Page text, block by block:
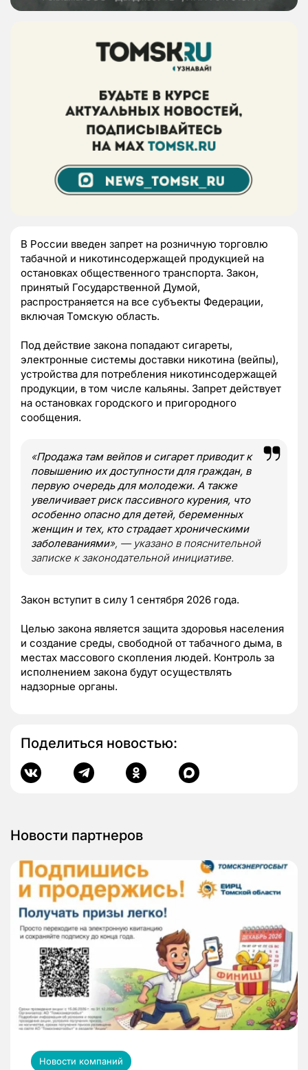
В России введен запрет на розничную торговлю
табачной и никотинсодержащей продукцией на
остановках общественного транспорта. Закон,
принятый Государственной Думой,
распространяется на все субъекты Федерации,
включая Томскую область.
Под действие закона попадают сигареты,
электронные системы доставки никотина (вейпы),
устройства для потребления никотинсодержащей
продукции, в том числе кальяны. Запрет действует
на остановках городского и пригородного
сообщения.
«Продажа там вейпов и сигарет приводит к
повышению их доступности для граждан, в
первую очередь для молодежи. А также
увеличивает риск пассивного курения, что
особенно опасно для детей, беременных
женщин и тех, кто страдает хроническими
заболеваниями», — указано в пояснительной
записке к законодательной инициативе.
Закон вступит в силу 1 сентября 2026 года.
Целью закона является защита здоровья населения
и создание среды, свободной от табачного дыма, в
местах массового скопления людей. Контроль за
исполнением закона будут осуществлять
надзорные органы.
Поделиться новостью:
Новости партнеров
Новости компаний